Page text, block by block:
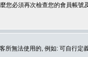
您必須再次檢查您的會員帳號
無法使用的, 例如: 可自行定